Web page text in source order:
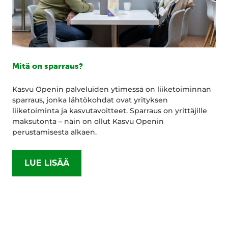
Mitä on sparraus?
Kasvu Openin palveluiden ytimessä on liiketoiminnan
sparraus, jonka lähtökohdat ovat yrityksen
liiketoiminta ja kasvutavoitteet. Sparraus on yrittäjille
maksutonta – näin on ollut Kasvu Openin
perustamisesta alkaen.
LUE LISÄÄ